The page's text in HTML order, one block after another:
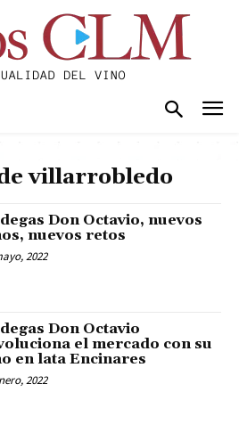
villarrobledo
Don Octavio, nuevos
nuevos retos
2022
Don Octavio
el mercado con su
en lata Encinares
2022